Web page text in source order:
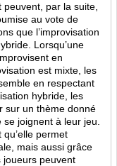
par la suite,
au vote de
que l’improvisation
Lorsqu’une
en
est mixte, les
en respectant
hybride, les
sur un thème donné
joignent à leur jeu.
qu’elle permet
mais aussi grâce
joueurs peuvent